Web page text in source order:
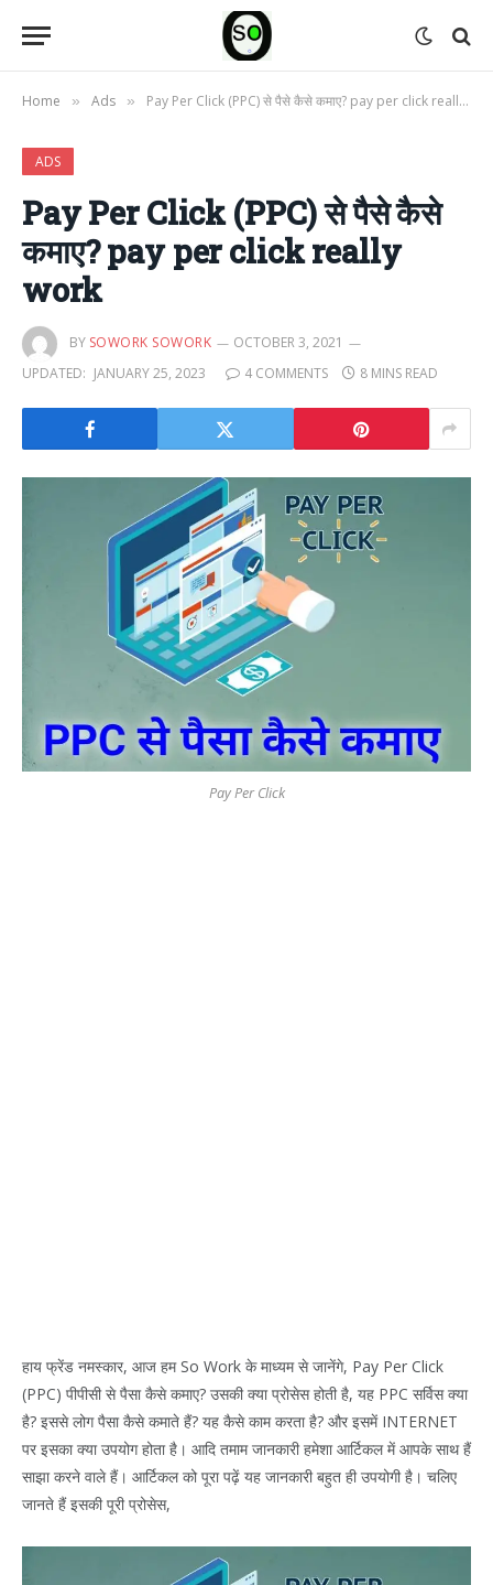
Home » Ads » Pay Per Click (PPC) से पैसे कैसे कमाए? pay per click really work
ADS
Pay Per Click (PPC) से पैसे कैसे
कमाए? pay per click really
work
BY SOWORK SOWORK
OCTOBER 3, 2021
UPDATED: JANUARY 25, 2023 4 COMMENTS 8 MINS READ
Pay Per Click
हाय फ्रेंड नमस्कार, आज हम So Work के माध्यम से जानेंगे, Pay Per Click
(PPC) पीपीसी से पैसा कैसे कमाए? उसकी क्या प्रोसेस होती है, यह PPC सर्विस क्या
है? इससे लोग पैसा कैसे कमाते हैं? यह कैसे काम करता है? और इसमें INTERNET
पर इसका क्या उपयोग होता है। आदि तमाम जानकारी हमेशा आर्टिकल में आपके साथ हैं
साझा करने वाले हैं। आर्टिकल को पूरा पढ़ें यह जानकारी बहुत ही उपयोगी है। चलिए
जानते हैं इसकी पूरी प्रोसेस,